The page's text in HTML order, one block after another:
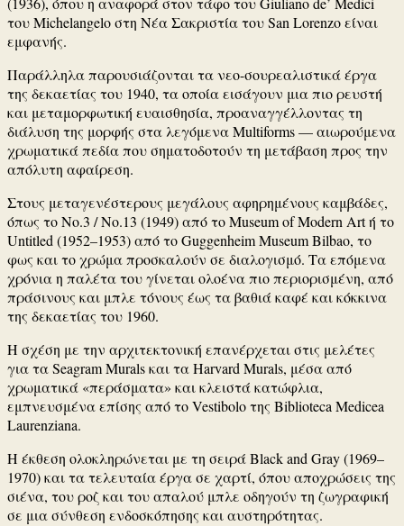
τουMichelangeloστη Νέα Σακριστία του San Lorenzo είναι
εμφανής.
Παράλληλα παρουσιάζονται τα νεο-σουρεαλιστικά έργα
της δεκαετίας του 1940, τα οποία εισάγουν μια πιο ρευστή
και μεταμορφωτική ευαισθησία, προαναγγέλλοντας τη
διάλυση της μορφής στα λεγόμενα Multiforms — αιωρούμενα
χρωματικά πεδία που σηματοδοτούν τη μετάβαση προς την
απόλυτη αφαίρεση.
Στους μεταγενέστερους μεγάλους αφηρημένους καμβάδες,
όπως τοNo.3 / No.13 (1949) από τοMuseum of Modern Artή το
Untitled(1952–1953) από τοGuggenheim Museum Bilbao, το
φως και το χρώμα προσκαλούν σε διαλογισμό. Τα επόμενα
χρόνια η παλέτα του γίνεται ολοένα πιο περιορισμένη, από
πράσινους και μπλε τόνους έως τα βαθιά καφέ και κόκκινα
της δεκαετίας του 1960.
Η σχέση με την αρχιτεκτονική επανέρχεται στις μελέτες
για ταSeagram Muralsκαι τα Harvard Murals, μέσα από
χρωματικά «περάσματα» και κλειστά κατώφλια,
εμπνευσμένα επίσης από το Vestibolo της Biblioteca Medicea
Laurenziana.
Η έκθεση ολοκληρώνεται με τη σειράBlack and Gray(1969–
1970) και τα τελευταία έργα σε χαρτί, όπου αποχρώσεις της
σιένα, του ροζ και του απαλού μπλε οδηγούν τη ζωγραφική
σε μια σύνθεση ενδοσκόπησης και αυστηρότητας.